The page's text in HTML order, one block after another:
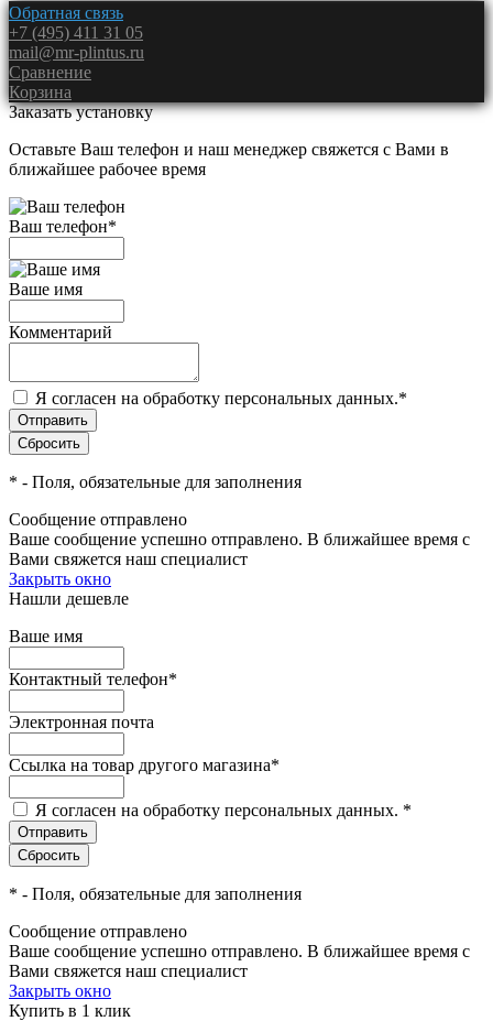
Обратная связь
+7 (495) 411 31 05
mail@mr-plintus.ru
Сравнение
Корзина
Заказать установку
Оставьте Ваш телефон и наш менеджер свяжется с Вами в
ближайшее рабочее время
Ваш телефон*
Ваше имя
Комментарий
Я согласен на обработку персональных данных.*
* - Поля, обязательные для заполнения
Сообщение отправлено
Ваше сообщение успешно отправлено. В ближайшее время с
Вами свяжется наш специалист
Закрыть окно
Нашли дешевле
Ваше имя
Контактный телефон*
Электронная почта
Ссылка на товар другого магазина*
Я согласен на обработку персональных данных. *
* - Поля, обязательные для заполнения
Сообщение отправлено
Ваше сообщение успешно отправлено. В ближайшее время с
Вами свяжется наш специалист
Закрыть окно
Купить в 1 клик